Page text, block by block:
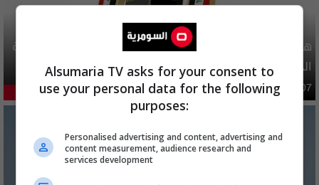
هيئة الحج تصدر قرارا يخص "لم الشمل" وتعديل استمارة قرعة
الحج
محليات 51.52% 06:40 | 2026-08-07
Alsumaria TV asks for your consent to
use your personal data for the following
purposes:
Personalised advertising and content, advertising and
content measurement, audience research and
services development